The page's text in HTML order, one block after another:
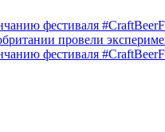
фестиваля
провели
фестиваля